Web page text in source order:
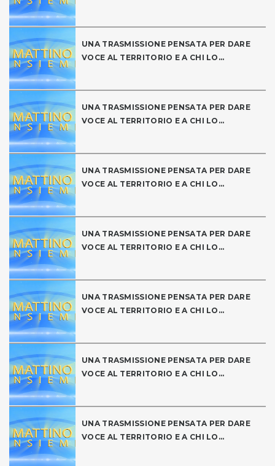
UNA TRASMISSIONE PENSATA PER DARE
VOCE AL TERRITORIO E A CHI LO...
UNA TRASMISSIONE PENSATA PER DARE
VOCE AL TERRITORIO E A CHI LO...
UNA TRASMISSIONE PENSATA PER DARE
VOCE AL TERRITORIO E A CHI LO...
UNA TRASMISSIONE PENSATA PER DARE
VOCE AL TERRITORIO E A CHI LO...
UNA TRASMISSIONE PENSATA PER DARE
VOCE AL TERRITORIO E A CHI LO...
UNA TRASMISSIONE PENSATA PER DARE
VOCE AL TERRITORIO E A CHI LO...
UNA TRASMISSIONE PENSATA PER DARE
VOCE AL TERRITORIO E A CHI LO...